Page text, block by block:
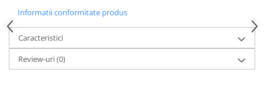
Informatii conformitate produs
Caracteristici
Review-uri(0)